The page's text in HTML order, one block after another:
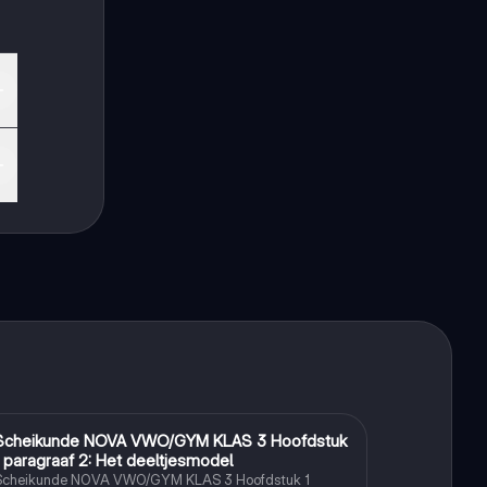
Scheikunde NOVA VWO/GYM KLAS 3 Hoofdstuk
paragraaf 2: Het deeltjesmodel
NOVA VWO/GYM KLAS 3 Hoofdstuk 1